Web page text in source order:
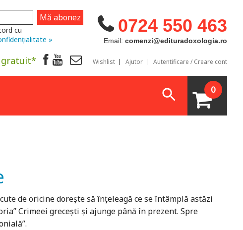
0724 550 463
Email: comenzi@edituradoxologia.ro
cu
»
gratuit* Wishlist Ajutor Autentificare / Creare cont
0
de oricine dorește să înțeleagă ce se întâmplă astăzi
Crimeei grecești și ajunge până în prezent. Spre